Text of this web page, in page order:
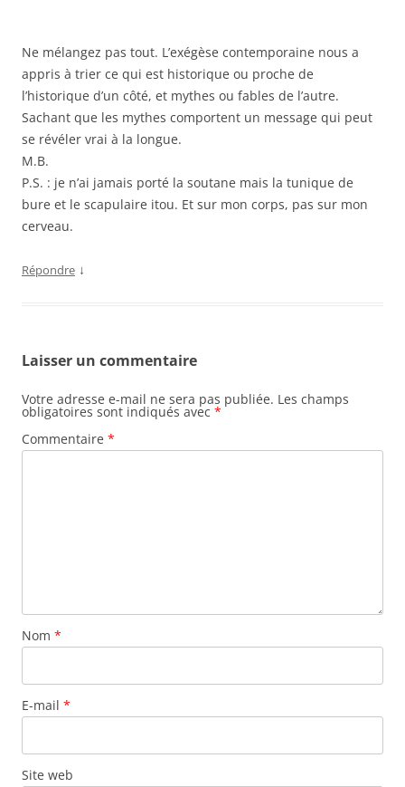
Ne mélangez pas tout. L’exégèse contemporaine nous a
appris à trier ce qui est historique ou proche de
l’historique d’un côté, et mythes ou fables de l’autre.
Sachant que les mythes comportent un message qui peut
se révéler vrai à la longue.
M.B.
P.S. : je n’ai jamais porté la soutane mais la tunique de
bure et le scapulaire itou. Et sur mon corps, pas sur mon
cerveau.
Répondre ↓
Laisser un commentaire
Votre adresse e-mail ne sera pas publiée. Les champs
obligatoires sont indiqués avec *
Commentaire *
Nom *
E-mail *
Site web